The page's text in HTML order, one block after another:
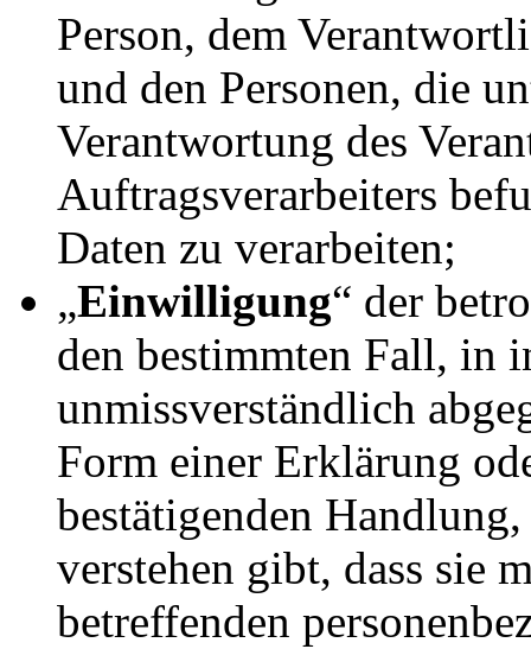
Person, dem
und den Personen, die
Verantwortung des
Auftragsverarbeiters
Daten zu verarbeiten;
„Einwilligung“ der
den bestimmten Fall, in
unmissverständlich
Form einer Erklärung
bestätigenden
verstehen gibt, dass sie
betreffenden